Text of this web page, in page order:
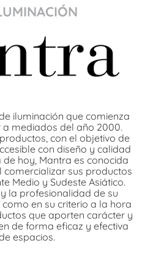
iluminación que comienza
mediados del año 2000.
con el objetivo de
con diseño y calidad
hoy, Mantra es conocida
sus productos
Medio y Sudeste Asiático.
la profesionalidad de su
en su criterio a la hora
que aporten carácter y
de forma eficaz y efectiva
espacios.